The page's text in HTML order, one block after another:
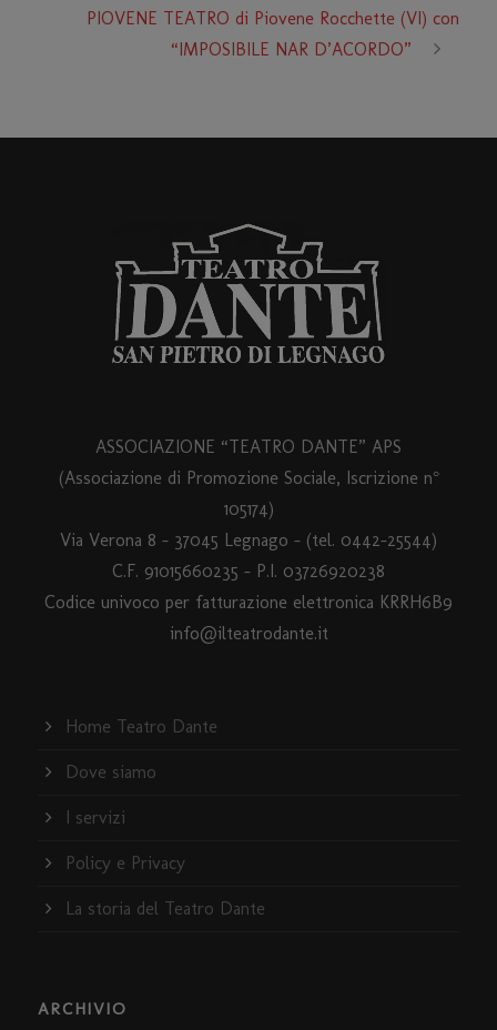
PIOVENE TEATRO di Piovene Rocchette (VI) con
“IMPOSIBILE NAR D’ACORDO”
ASSOCIAZIONE “TEATRO DANTE” APS
(Associazione di Promozione Sociale, Iscrizione n°
105174)
Via Verona 8 – 37045 Legnago – (tel. 0442-25544)
C.F. 91015660235 - P.I. 03726920238
Codice univoco per fatturazione elettronica KRRH6B9
info@ilteatrodante.it
Home Teatro Dante
Dove siamo
I servizi
Policy e Privacy
La storia del Teatro Dante
ARCHIVIO